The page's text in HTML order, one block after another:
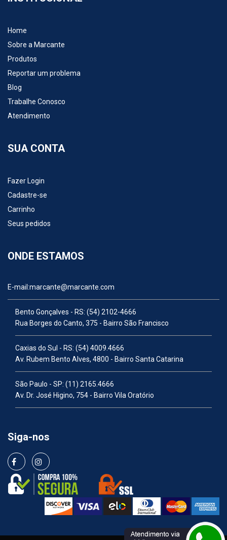
Home
Sobre a Marcante
Produtos
Reportar um problema
Blog
Trabalhe Conosco
Atendimento
SUA CONTA
Fazer Login
Cadastre-se
Carrinho
Seus pedidos
ONDE ESTAMOS
E-mail:marcante@marcante.com
Bento Gonçalves - RS: (54) 2102-4666
Rua Borges do Canto, 375 - Bairro São Francisco
Caxias do Sul - RS: (54) 4009.4666
Av. Rubem Bento Alves, 4800 - Bairro Santa Catarina
São Paulo - SP: (11) 2165.4666
Av. Dr. José Higino, 754 - Bairro Vila Oratório
Siga-nos